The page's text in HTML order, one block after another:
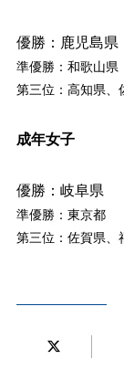
優勝：鹿児島県
準優勝：和歌山県
第三位：高知県、
成年女子
優勝：岐阜県
準優勝：東京都
第三位：佐賀県、